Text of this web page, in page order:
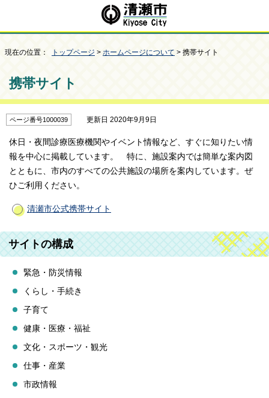
現在の位置： トップページ > ホームページについて > 携帯サイト
携帯サイト
ページ番号1000039 更新日 2020年9月9日
休日・夜間診療医療機関やイベント情報など、すぐに知りたい情
報を中心に掲載しています。 特に、施設案内では簡単な案内図
とともに、市内のすべての公共施設の場所を案内しています。ぜ
ひご利用ください。
清瀬市公式携帯サイト
サイトの構成
緊急・防災情報
くらし・手続き
子育て
健康・医療・福祉
文化・スポーツ・観光
仕事・産業
市政情報